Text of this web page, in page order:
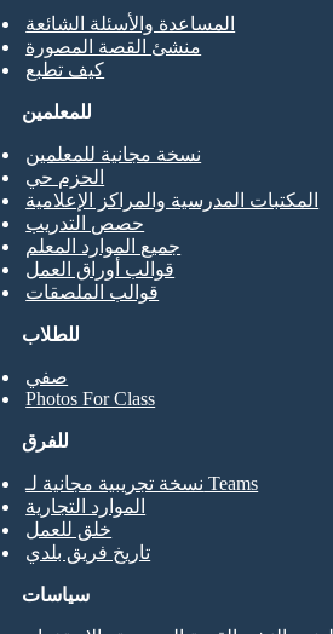
المساعدة والأسئلة الشائعة
منشئ القصة المصورة
كيف تطبع
للطلاب
صفي
Photos For Class
للمعلمين
نسخة مجانية للمعلمين
الحزم حي
المكتبات المدرسية والمراكز الإعلامية
حصص التدريب
جميع الموارد المعلم
قوالب أوراق العمل
قوالب الملصقات
للفرق
نسخة تجريبية مجانية لـ Teams
الموارد التجارية
خلق للعمل
تاريخ فريق بلدي
سياسات